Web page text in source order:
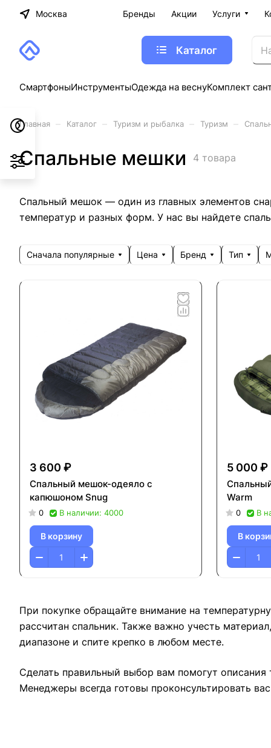
Москва Бренды Акции Услуги
Каталог
СмартфоныИнструментыОдежда на веснуКомплект
Главная Каталог Туризм и рыбалка Туризм
Спальные мешки 4 товара
Спальный мешок — один из главных элементов
температур и разных форм. У нас вы найдете
Сначала популярные Цена Бренд Тип
3 600 ₽
Спальный мешок-одеяло с
капюшоном Snug
0 В наличии: 4000
В корзину
5 000 ₽
Warm
0 В
В
При покупке обращайте внимание на
рассчитан спальник. Также важно учесть
диапазоне и спите крепко в любом месте.
Сделать правильный выбор вам помогут
Менеджеры всегда готовы проконсультировать